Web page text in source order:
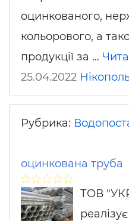
оцинкованого,
кольорового, а
продукції за …
25.04.2022
Рубрика:
оцинкована труба
ТОВ